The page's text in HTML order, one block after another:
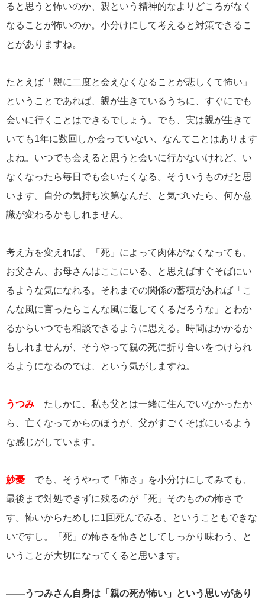
ると思うと怖いのか、親という精神的なよりどころがなく
なることが怖いのか。小分けにして考えると対策できるこ
とがありますね。
たとえば「親に二度と会えなくなることが悲しくて怖い」
ということであれば、親が生きているうちに、すぐにでも
会いに行くことはできるでしょう。でも、実は親が生きて
いても1年に数回しか会っていない、なんてことはあります
よね。いつでも会えると思うと会いに行かないけれど、い
なくなったら毎日でも会いたくなる。そういうものだと思
います。自分の気持ち次第なんだ、と気づいたら、何か意
識が変わるかもしれません。
考え方を変えれば、「死」によって肉体がなくなっても、
お父さん、お母さんはここにいる、と思えばすぐそばにい
るような気になれる。それまでの関係の蓄積があれば「こ
んな風に言ったらこんな風に返してくるだろうな」とわか
るからいつでも相談できるように思える。時間はかかるか
もしれませんが、そうやって親の死に折り合いをつけられ
るようになるのでは、という気がしますね。
うつみ
たしかに、私も父とは一緒に住んでいなかったか
ら、亡くなってからのほうが、父がすごくそばにいるよう
な感じがしています。
妙憂 でも、そうやって「怖さ」を小分けにしてみても、
最後まで対処できずに残るのが「死」そのものの怖さで
す。怖いからためしに1回死んでみる、ということもできな
いですし。「死」の怖さを怖さとしてしっかり味わう、と
いうことが大切になってくると思います。
――うつみさん自身は「親の死が怖い」という思いがあり